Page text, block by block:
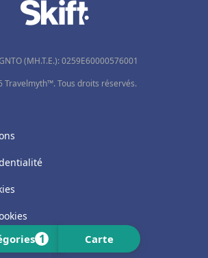
1 Carte
(MH.T.E.): 0259Ε60000576001
Travelmyth™. Tous droits réservés.